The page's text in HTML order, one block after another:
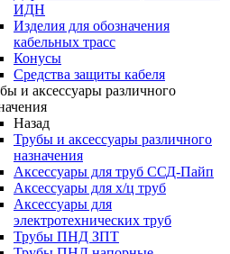
ИДН
Изделия для обозначения
кабельных трасс
Конусы
Средства защиты кабеля
и аксессуары различного
Назад
Трубы и аксессуары различного
назначения
Аксессуары для труб ССД-Пайп
Аксессуары для х/ц труб
Аксессуары для
электротехнических труб
Трубы ПНД ЗПТ